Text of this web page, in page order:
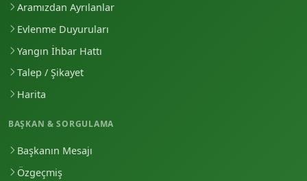
Aramızdan Ayrılanlar
Evlenme Duyuruları
Yangın İhbar Hattı
Talep / Şikayet
Harita
BAŞKAN & SORGULAMA
Başkanın Mesajı
Özgeçmiş